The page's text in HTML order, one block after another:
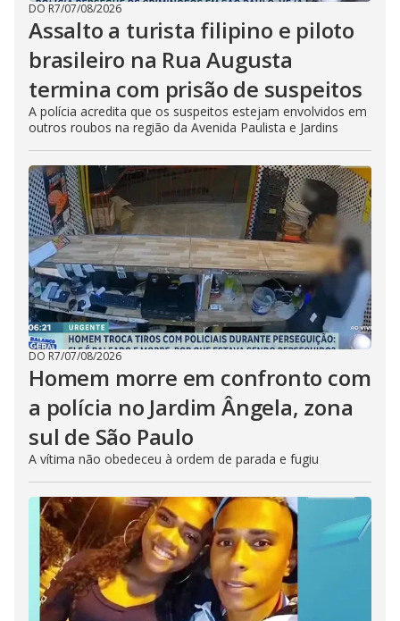
DO R7/07/08/2026
Assalto a turista filipino e piloto
brasileiro na Rua Augusta
termina com prisão de suspeitos
A polícia acredita que os suspeitos estejam envolvidos em
outros roubos na região da Avenida Paulista e Jardins
DO R7/07/08/2026
Homem morre em confronto com
a polícia no Jardim Ângela, zona
sul de São Paulo
A vítima não obedeceu à ordem de parada e fugiu